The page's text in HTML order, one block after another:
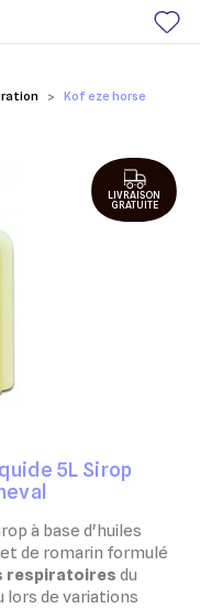
Kof eze horse
5L Sirop
à base d'huiles
de romarin formulé
respiratoires du
lors de variations
LIVRAISON
GRATUITE